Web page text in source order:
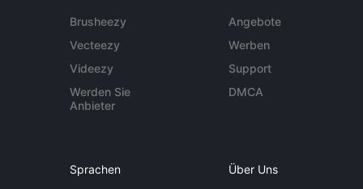
Brusheezy
Vecteezy
Videezy
Werden Sie
Anbieter
Angebote
Werben
Support
DMCA
Sprachen Über Uns